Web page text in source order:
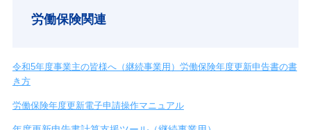
労働保険関連
令和5年度事業主の皆様へ（継続事業用）労働保険年度更新申告書の書
き方
労働保険年度更新電子申請操作マニュアル